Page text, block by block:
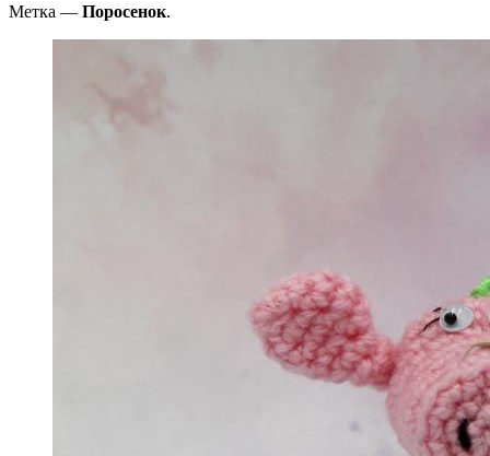
Метка — Поросенок.